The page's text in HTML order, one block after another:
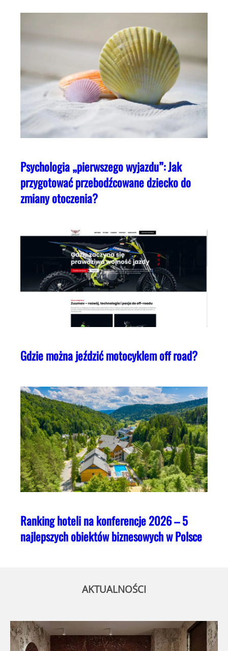
Psychologia „pierwszego wyjazdu”: Jak
przygotować przebodźcowane dziecko do
zmiany otoczenia?
Gdzie można jeździć motocyklem off road?
Ranking hoteli na konferencje 2026 – 5
najlepszych obiektów biznesowych w Polsce
AKTUALNOŚCI